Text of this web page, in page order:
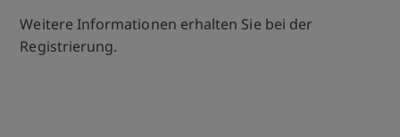
Weitere Informationen erhalten Sie bei der
Registrierung.